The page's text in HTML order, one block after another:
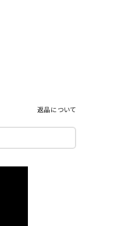
返品について